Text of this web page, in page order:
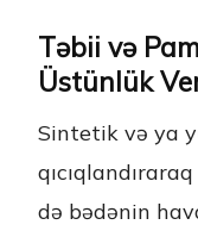
Təbii və
Üstünlük
Sintetik və ya
də bədənin